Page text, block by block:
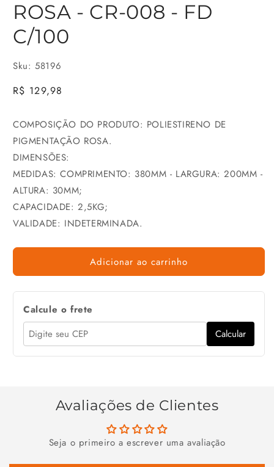
janela
modal
ROSA - CR-008 - FD
C/100
Sku: 58196
Preço
R$ 129,98
COMPOSIÇÃO DO PRODUTO: POLIESTIRENO DE
PIGMENTAÇÃO ROSA.
DIMENSÕES:
MEDIDAS: COMPRIMENTO: 380MM - LARGURA: 200MM -
ALTURA: 30MM;
CAPACIDADE: 2,5KG;
VALIDADE: INDETERMINADA.
Adicionar ao carrinho
Calcule o frete
Calcular
Avaliações de Clientes
Seja o primeiro a escrever uma avaliação